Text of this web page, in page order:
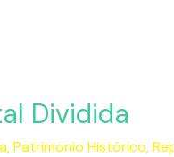
Dividida
,Patrimonio Histórico,